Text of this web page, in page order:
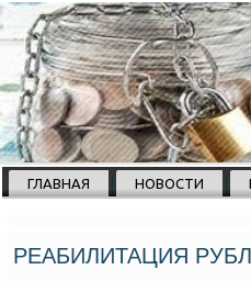
ГЛАВНАЯ НОВОСТИ
РЕАБИЛИТАЦИЯ